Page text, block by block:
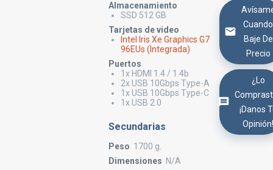
Almacenamiento
SSD 512 GB
Tarjetas de video
Intel Iris Xe Graphics G7
96EUs (Integrada)
Puertos
1x HDMI 1.4 / 1.4b
2x USB 10Gbps Type-A
1x USB 10Gbps Type-C
1x USB 2.0
Secundarias
Peso 1700 g.
Dimensiones N/A
Cuando
Baje De
Precio
¿Lo
¡Danos